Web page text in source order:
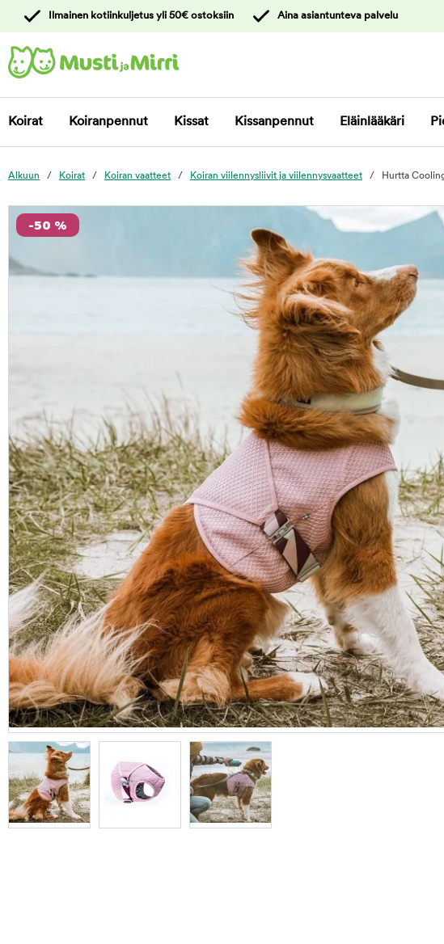
asiakaspalveluun
Ilmainen kotiinkuljetus yli 50€ ostoksiin Aina asiantunteva palvelu
Koirat Koiranpennut Kissat Kissanpennut Eläinlääkäri
Alkuun Koirat Koiran vaatteet Koiran viilennysliivit ja viilennysvaatteet Hurtta
-50 %
foo